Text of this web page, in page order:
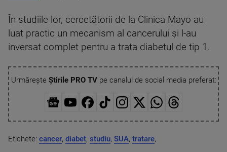
În studiile lor, cercetătorii de la Clinica Mayo au
luat practic un mecanism al cancerului și l-au
inversat complet pentru a trata diabetul de tip 1.
Urmărește Știrile PRO TVpe canalul de social media preferat:
Etichete: cancer, diabet, studiu, SUA, tratare,